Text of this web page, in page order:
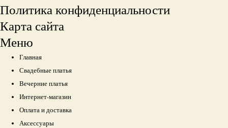
Политика конфиденциальности
Карта сайта
Меню
Главная
Свадебные платья
Вечерние платья
Интернет-магазин
Оплата и доставка
Аксессуары